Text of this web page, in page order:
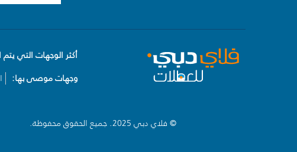
أكثر الوجهات التي يتم
وجهات موصى بها:
© فلاي دبي 2025. جميع الحقوق محفوظة.